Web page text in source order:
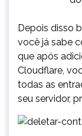
Depois disso
você já sabe
que após
Cloudflare,
todas as
seu servidor,